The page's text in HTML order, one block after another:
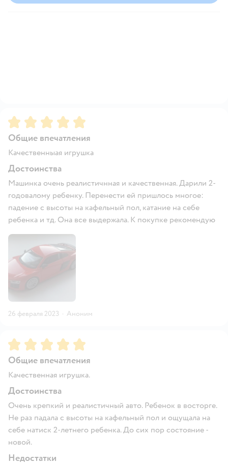
Рейтинг:5
Общие впечатления
Качественныая игрушка
Достоинства
Машинка очень реалистичнная и качественная. Дарили 2-
годовалому ребенку. Перенести ей пришлось многое:
падение с высоты на кафельный пол, катание на себе
ребенка и тд. Она все выдержала. К покупке рекомендую
26 февраля 2023 · Аноним
Рейтинг:5
Общие впечатления
Качественная игрушка.
Достоинства
Очень крепкий и реалистичный авто. Ребенок в восторге.
Не раз падала с высоты на кафельный пол и ощущала на
себе натиск 2-летнего ребенка. До сих пор состояние -
новой.
Недостатки